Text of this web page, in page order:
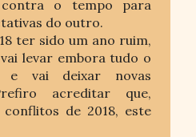
o tempo para
do outro.
ter sido um ano ruim,
levar embora tudo o
e vai deixar novas
acreditar que,
de 2018, este